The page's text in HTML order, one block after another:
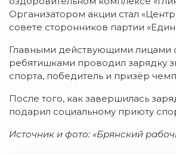
Организатором акции стал
совете сторонников партии
Главными действующими лицами
ребятишками проводил зарядку
спорта, победитель и призёр
После того, как завершилась
подарил социальному приюту
Источник и фото: «Брянский